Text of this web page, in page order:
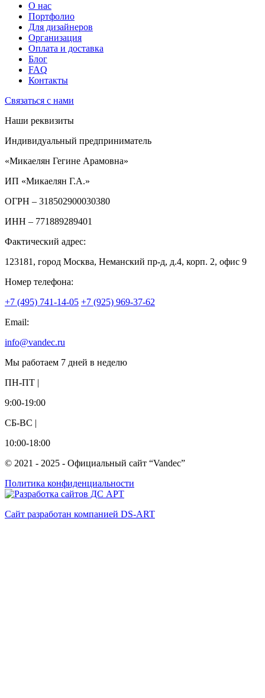
О нас
Портфолио
Для дизайнеров
Организация
Оплата и доставка
Блог
FAQ
Контакты
Связаться с нами
Наши реквизиты
Индивидуальный предприниматель
«Микаелян Гегине Арамовна»
ИП «Микаелян Г.А.»
ОГРН – 318502900030380
ИНН – 771889289401
Фактический адрес:
123181, город Москва, Неманский пр-д, д.4, корп. 2, офис 9
Номер телефона:
+7 (495) 741-14-05 +7 (925) 969-37-62
Email:
info@vandec.ru
Мы работаем 7 дней в неделю
ПН-ПТ |
9:00-19:00
СБ-ВС |
10:00-18:00
© 2021 - 2025 - Официальный сайт “Vandec”
Политика конфиденциальности
Сайт разработан компанией DS-ART